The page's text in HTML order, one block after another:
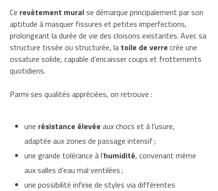
Ce revêtement muralse démarque principalement par son
aptitude à masquer fissures et petites imperfections,
prolongeant la durée de vie des cloisons existantes. Avec sa
structure tissée ou structurée, la toile de verre crée une
ossature solide, capable d’encaisser coups et frottements
quotidiens.
Parmi ses qualités appréciées, on retrouve :
une résistance élevée aux chocs et à l’usure,
adaptée aux zones de passage intensif ;
une grande tolérance à l’humidité, convenant même
aux salles d’eau mal ventilées ;
une possibilité infinie de styles via différentes